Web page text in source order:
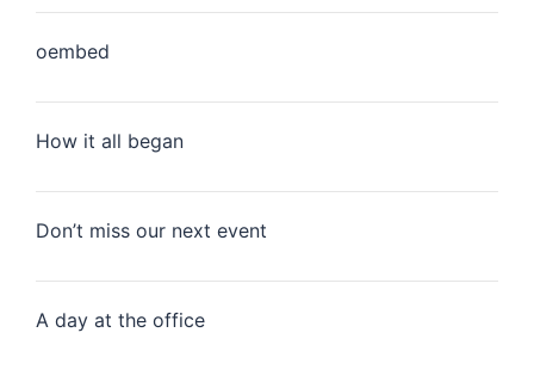
oembed
How it all began
Don’t miss our next event
A day at the office